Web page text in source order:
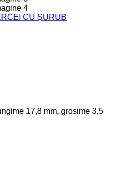
CU ȘURUB
17,8 mm, grosime 3,5